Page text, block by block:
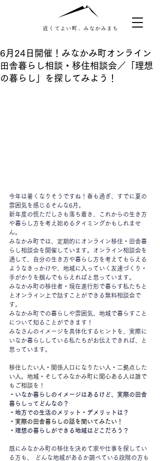
6月24日開催！みなかみ町オンライン
田舎暮らし相談・移住相談会／「理想
の暮らし」を探してみよう！
今年は暑くなりそうですね！春も過ぎ、すでに夏の
雰囲気を感じるそんな6月。
新年度の慌ただしさも落ち着き、これからの生き方
や暮らし方を考え始めるタイミングかもしれませ
ん。
みなかみ町では、定期的にオンライン移住・田舎暮
らし相談会を開催しています。オンライン相談会を
通して、自分の生き方や暮らし方を考えてもらえる
ようなきっかけや、地域に入っていく友達づくり・
手がかりを掴んでもらえればと思っています。
みなかみ町の移住者・現在進行形で暮らす私たちと
とオンライン上で話すことができる無料相談会で
す。
みなかみ町での暮らしや雰囲気、地域で暮らすこと
について知ることができます！
みなさんのイメージを具体化するヒントを、実際に
いなか暮らししている私たちがお伝えできれば、と
思っています。
移住したい人・関係人口になりたい人・二拠点した
い人。地域・そしてみなかみ町に関心ある人は誰で
もご相談を！
・いなか暮らしのイメージはあるけど、実際の田舎
暮らしってどんなの？
・地方での生活のメリット・デメリットは？
・実際の田舎暮らしの話を聞いてみたい！
・理想の暮らしができる地域はどこだろう？
既にみなかみ町の移住を決めて家や仕事を探してい
る方も、 どんな地域があるか調べている段階の方も